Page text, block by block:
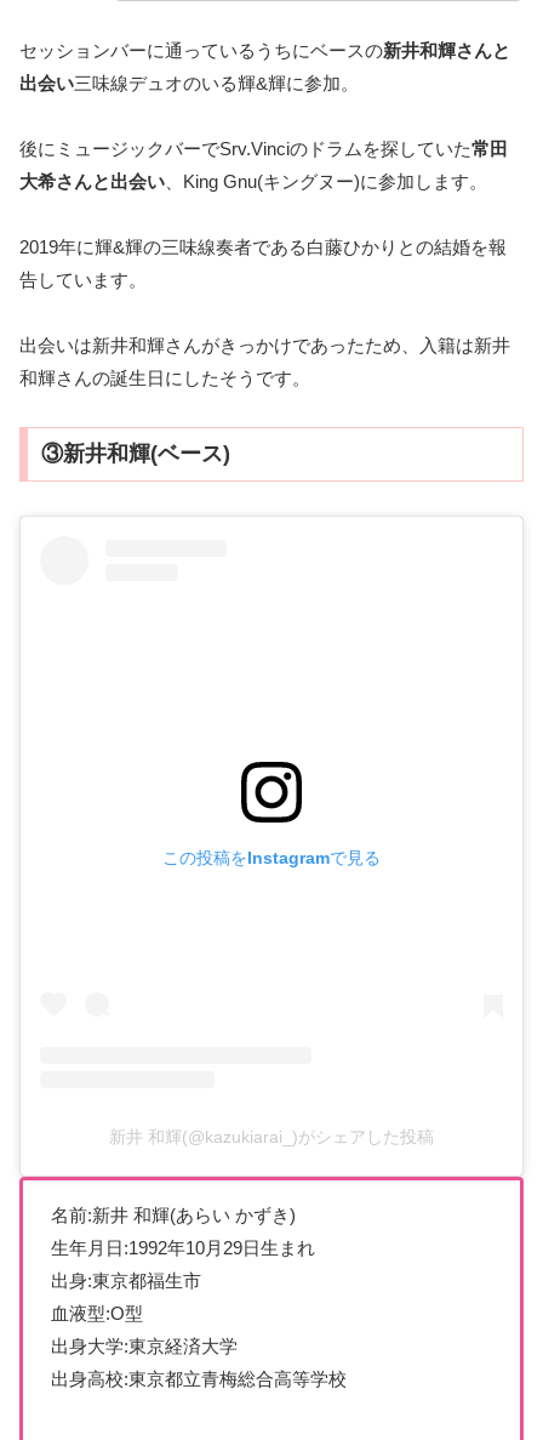
セッションバーに通っているうちにベースの新井和輝さんと
出会い三味線デュオのいる輝&輝に参加。
後にミュージックバーでSrv.Vinciのドラムを探していた常田
大希さんと出会い 、King Gnu(キングヌー)に参加します。
2019年に輝&輝の三味線奏者である白藤ひかりとの結婚を報
告しています。
出会いは新井和輝さんがきっかけであったため、入籍は新井
和輝さんの誕生日にしたそうです。
③新井和輝(ベース)
この投稿をInstagramで見る
新井 和輝(@kazukiarai_)がシェアした投稿
名前:新井 和輝(あらい かずき)
生年月日:1992年10月29日生まれ
出身:東京都福生市
血液型:O型
出身大学:東京経済大学
出身高校:東京都立青梅総合高等学校